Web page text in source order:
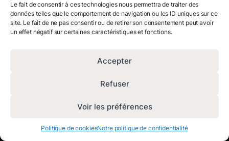
Le fait de consentir à ces technologies nous permettra de traiter des
données telles que le comportement de navigation ou les ID uniques sur ce
site. Le fait de ne pas consentir ou de retirer son consentement peut avoir
un effet négatif sur certaines caractéristiques et fonctions.
Accepter
Refuser
Voir les préférences
Politique de cookiesNotre politique de confidentialité